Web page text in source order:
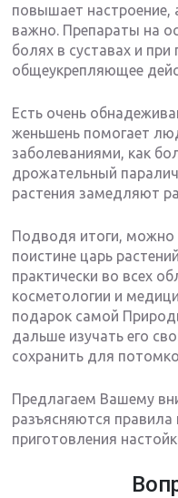
повышает
важно. Препараты на
болях в суставах и
общеукрепляющее
Есть очень
женьшень помогает
заболеваниями, как
дрожательный
растения замедляют
Подводя итоги, можно
поистине царь
практически во всех
косметологии и
подарок самой
дальше изучать его
сохранить для
Предлагаем Вашему
разъясняются
приготовления